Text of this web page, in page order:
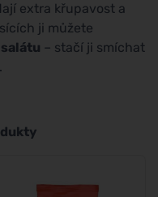
extra křupavost a
ji můžete
salátu – stačí ji smíchat